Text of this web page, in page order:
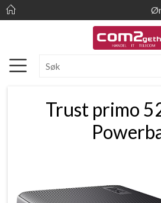
Trust primo